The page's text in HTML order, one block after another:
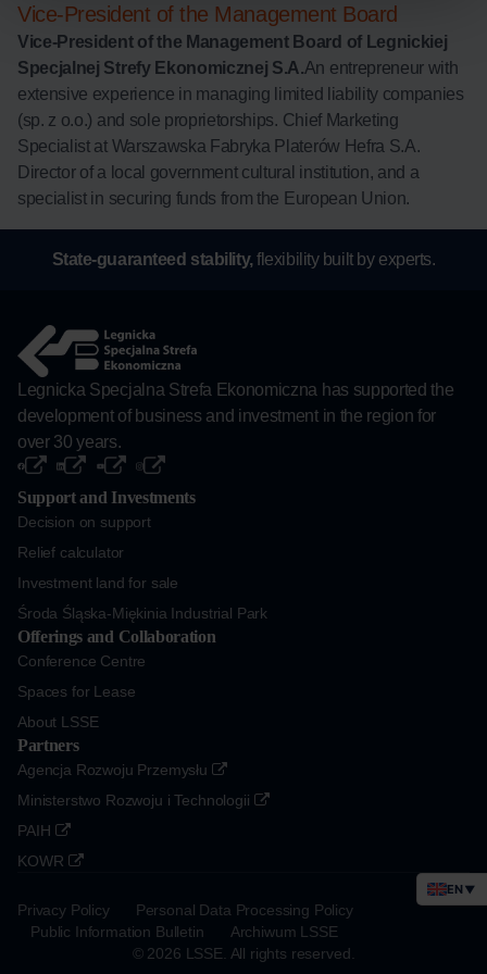
Vice-President of the Management Board
Vice-President of the Management Board of Legnickiej
Specjalnej Strefy Ekonomicznej S.A.An entrepreneur with
extensive experience in managing limited liability companies
(sp. z o.o.) and sole proprietorships. Chief Marketing
Specialist at Warszawska Fabryka Platerów Hefra S.A.
Director of a local government cultural institution, and a
specialist in securing funds from the European Union.
State-guaranteed stability, flexibility built by experts.
Legnicka Specjalna Strefa Ekonomiczna has supported the
development of business and investment in the region for
over 30 years.
Support and Investments
Decision on support
Relief calculator
Investment land for sale
Środa Śląska-Miękinia Industrial Park
Offerings and Collaboration
Conference Centre
Spaces for Lease
About LSSE
Partners
Agencja Rozwoju Przemysłu
Ministerstwo Rozwoju i Technologii
PAIH
KOWR
© 2026 LSSE. All rights reserved.
Privacy Policy
Personal Data Processing Policy
Public Information Bulletin
Archiwum LSSE
EN ▼